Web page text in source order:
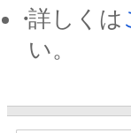
詳しくは
い。